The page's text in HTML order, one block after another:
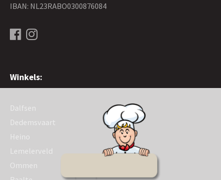
IBAN: NL23RABO0300876084
Winkels:
Dalfsen
Dedemsvaart
Heino
Lemelerveld
Ommen